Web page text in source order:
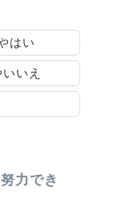
はい
いえ
力でき